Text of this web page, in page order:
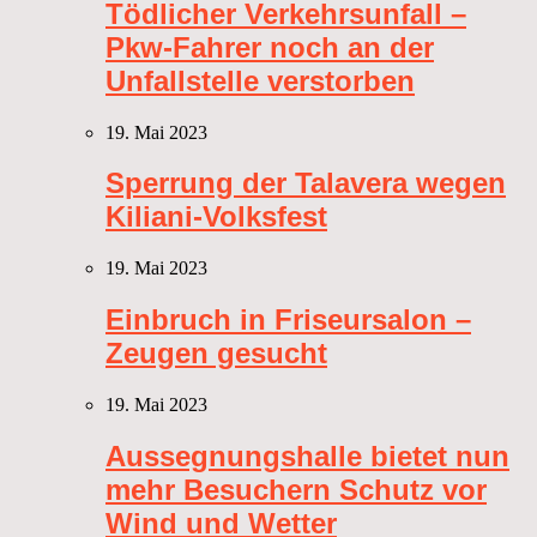
Tödlicher Verkehrsunfall –
Pkw-Fahrer noch an der
Unfallstelle verstorben
19. Mai 2023
Sperrung der Talavera wegen
Kiliani-Volksfest
19. Mai 2023
Einbruch in Friseursalon –
Zeugen gesucht
19. Mai 2023
Aussegnungshalle bietet nun
mehr Besuchern Schutz vor
Wind und Wetter